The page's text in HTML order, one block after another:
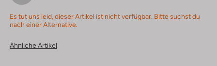
Es tut uns leid, dieser Artikel ist nicht verfügbar. Bitte suchst du
nach einer Alternative.
Ähnliche Artikel